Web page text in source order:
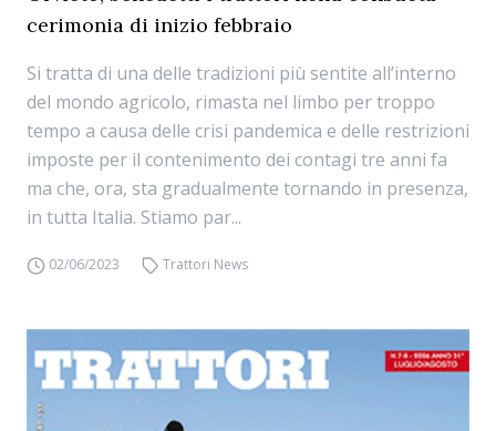
cerimonia di inizio febbraio
Si tratta di una delle tradizioni più sentite all’interno
del mondo agricolo, rimasta nel limbo per troppo
tempo a causa delle crisi pandemica e delle restrizioni
imposte per il contenimento dei contagi tre anni fa
ma che, ora, sta gradualmente tornando in presenza,
in tutta Italia. Stiamo par...
02/06/2023 Trattori News